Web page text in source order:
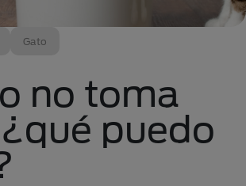
Gato
no toma
puedo